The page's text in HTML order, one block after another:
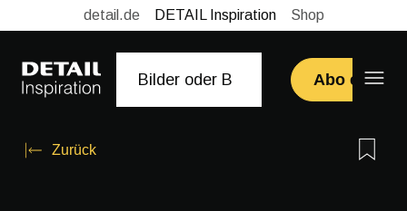
detail.de DETAIL Inspiration Shop
Abo
Zurück